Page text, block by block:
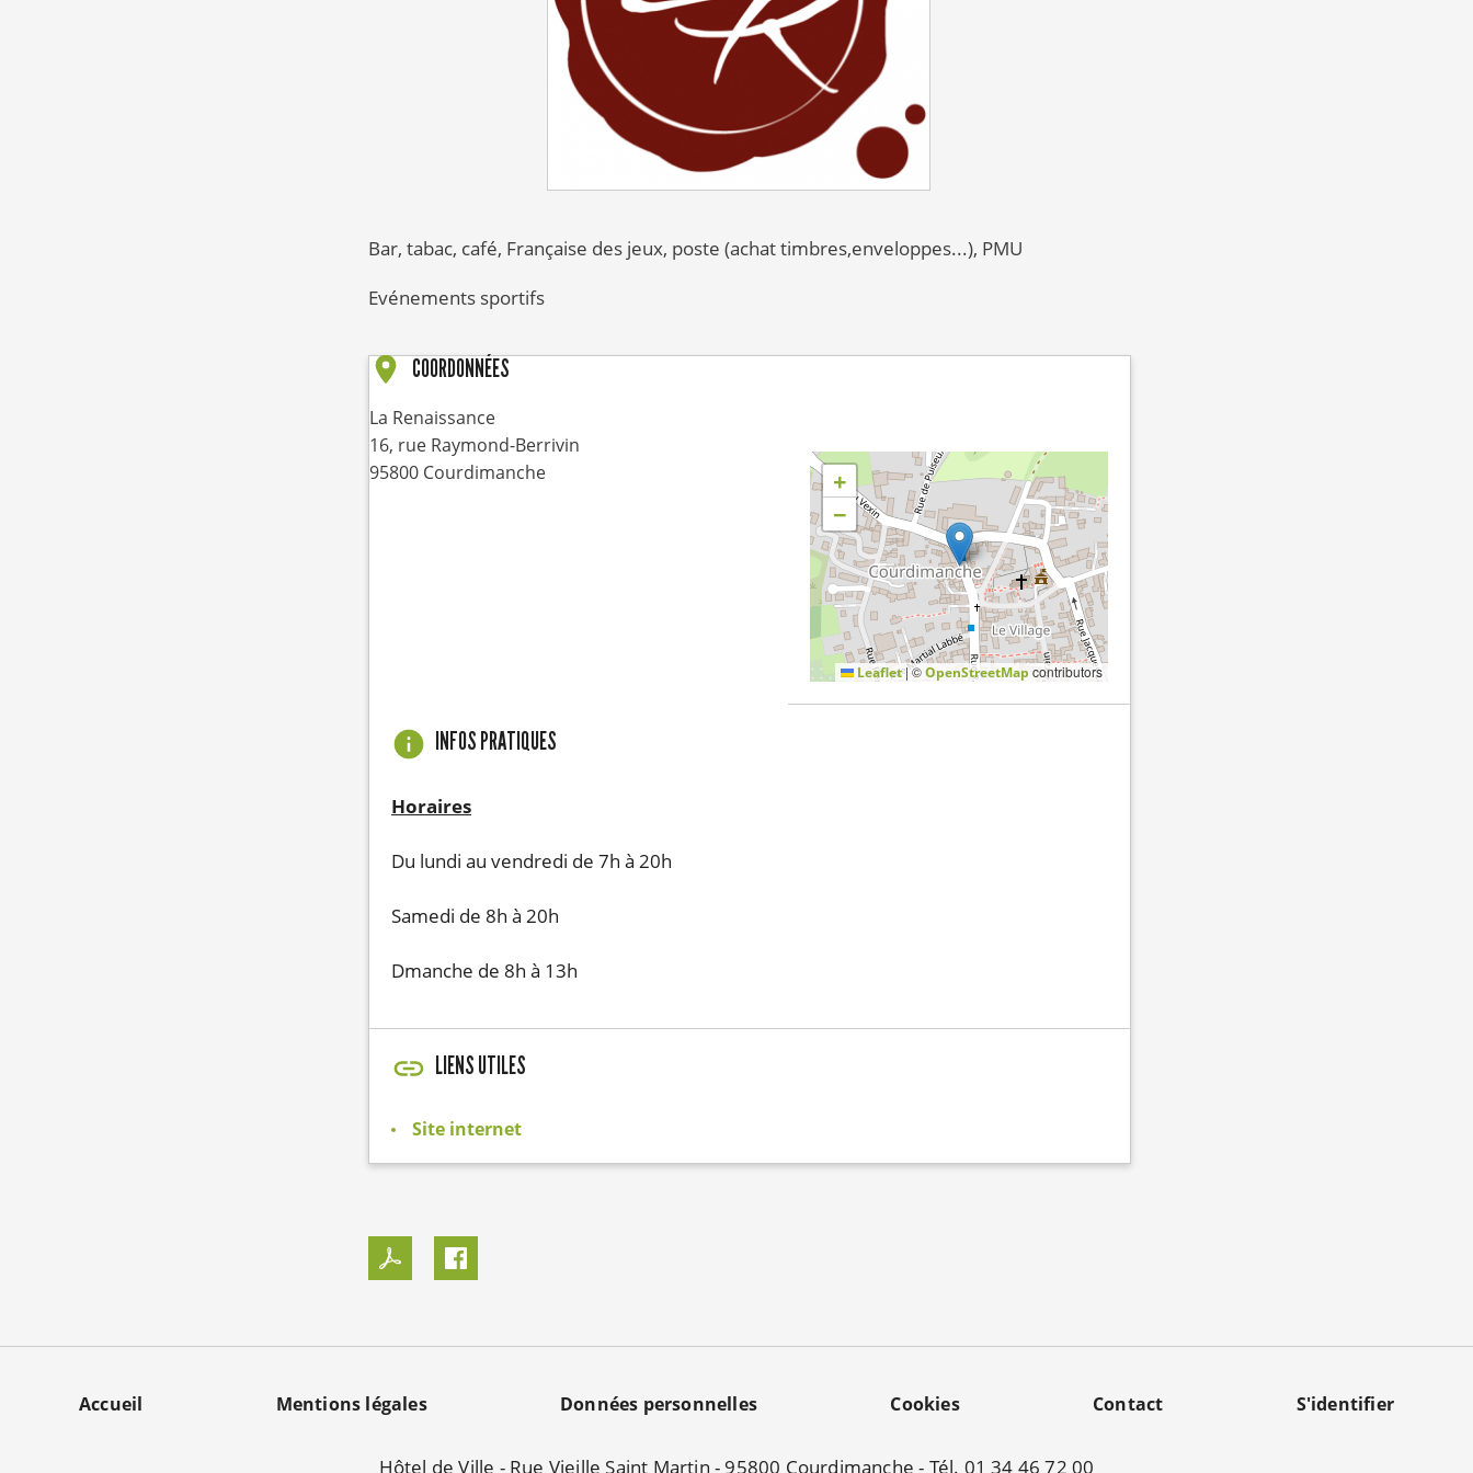
Bar, tabac, café, Française des jeux, poste (achat timbres,enveloppes...), PMU
Evénements sportifs
COORDONNÉES
La Renaissance
16, rue Raymond-Berrivin
95800 Courdimanche
+
−
Leaflet|©OpenStreetMap contributors
INFOS PRATIQUES
Horaires
Du lundi au vendredi de 7h à 20h
Samedi de 8h à 20h
Dmanche de 8h à 13h
LIENS UTILES
Site internet
MENU
Accueil Mentions légales Données personnelles Cookies Contact S'identifier
Hôtel de Ville - Rue Vieille Saint Martin - 95800 Courdimanche - Tél. 01 34 46 72 00